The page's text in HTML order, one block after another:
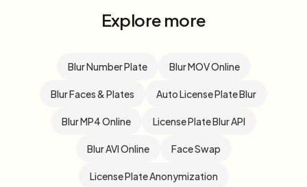
Explore more
Blur Number Plate Blur MOV Online
Blur Faces & Plates Auto License Plate Blur
Blur MP4 Online License Plate Blur API
Blur AVI Online Face Swap
License Plate Anonymization